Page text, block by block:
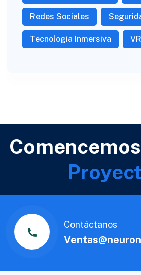
Redes Sociales
Tecnología Inmersiva VR
Contáctanos